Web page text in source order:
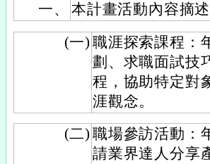
一、
本計畫活動內容摘
(一) 職涯探索課程：
劃、求職面試技
程，協助特定對
涯觀念。
(二) 職場參訪活動：
請業界達人分享